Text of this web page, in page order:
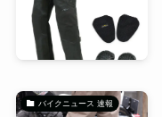
バイクニュース 速報